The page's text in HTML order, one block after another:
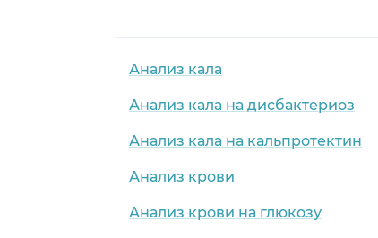
Анализ кала
Анализ кала на дисбактериоз
Анализ кала на кальпротектин
Анализ крови
Анализ крови на глюкозу